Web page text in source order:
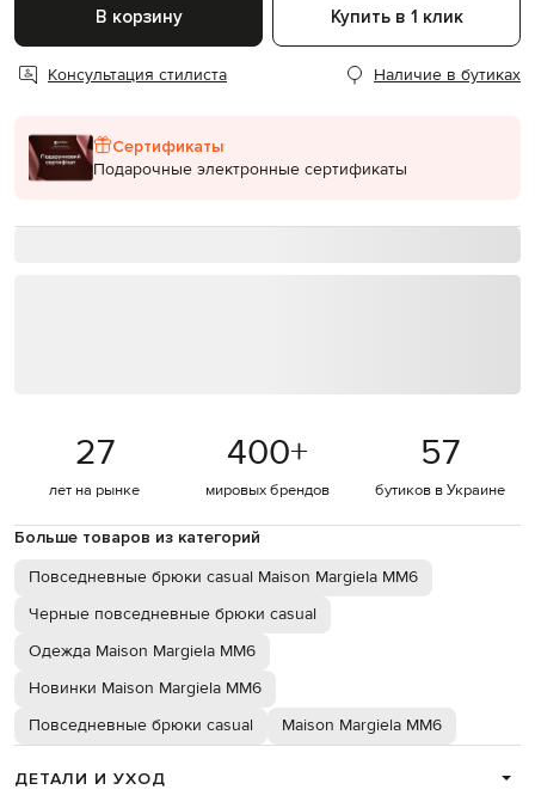
В корзину Купить в 1 клик
Консультация стилиста Наличие в бутиках
Сертификаты
Подарочные электронные сертификаты
27
лет на рынке
400+
мировых брендов
57
бутиков в Украине
Больше товаров из категорий
Повседневные брюки casual Maison Margiela MM6
Черные повседневные брюки casual
Одежда Maison Margiela MM6
Новинки Maison Margiela MM6
Повседневные брюки casual
Maison Margiela MM6
ДЕТАЛИ И УХОД